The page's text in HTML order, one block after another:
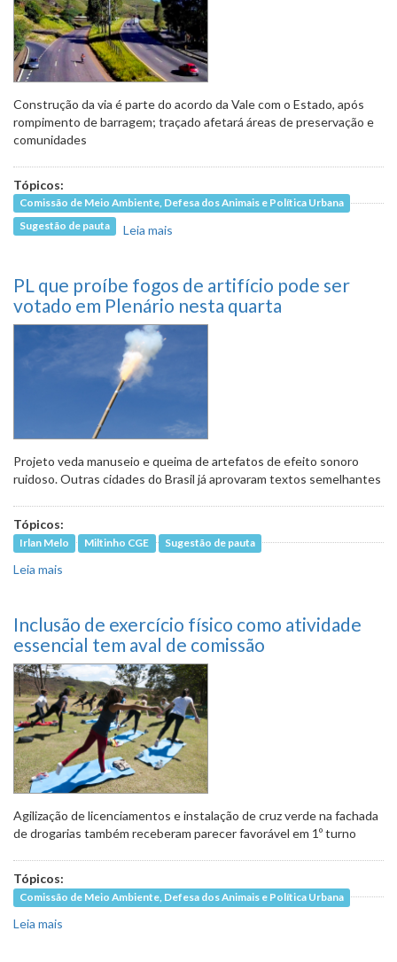
Construção da via é parte do acordo da Vale com o Estado, após
rompimento de barragem; traçado afetará áreas de preservação e
comunidades
Tópicos:
Comissão de Meio Ambiente, Defesa dos Animais e Política Urbana
Sugestão de pauta
Leia mais
PL que proíbe fogos de artifício pode ser
votado em Plenário nesta quarta
Projeto veda manuseio e queima de artefatos de efeito sonoro
ruidoso. Outras cidades do Brasil já aprovaram textos semelhantes
Tópicos:
Irlan Melo Miltinho CGE Sugestão de pauta
Leia mais
Inclusão de exercício físico como atividade
essencial tem aval de comissão
Agilização de licenciamentos e instalação de cruz verde na fachada
de drogarias também receberam parecer favorável em 1º turno
Tópicos:
Comissão de Meio Ambiente, Defesa dos Animais e Política Urbana
Leia mais